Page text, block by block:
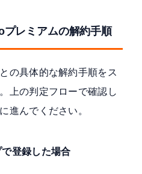
プレミアムの解約手順
の具体的な解約手順をス
上の判定フローで確認し
進んでください。
登録した場合